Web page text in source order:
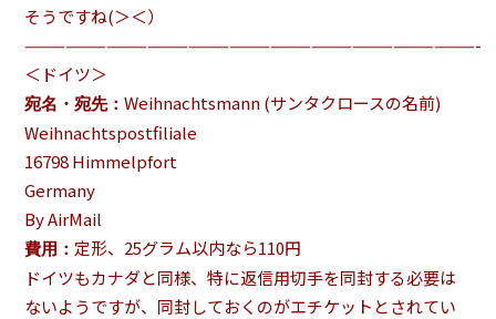
そうですね(＞＜）
—————————————————————————————————-
＜ドイツ＞
宛名・宛先：Weihnachtsmann (サンタクロースの名前)
Weihnachtspostfiliale
16798 Himmelpfort
Germany
By AirMail
費用： 定形、25グラム以内なら110円
ドイツもカナダと同様、特に返信用切手を同封する必要は
ないようですが、同封しておくのがエチケットとされてい